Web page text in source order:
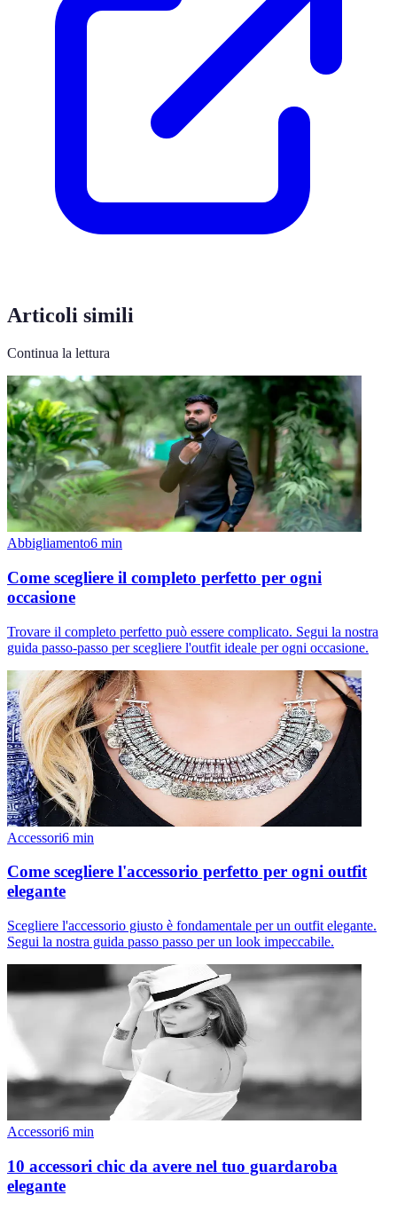
Articoli simili
Continua la lettura
Abbigliamento6 min
Come scegliere il completo perfetto per ogni
occasione
Trovare il completo perfetto può essere complicato. Segui la nostra
guida passo-passo per scegliere l'outfit ideale per ogni occasione.
Accessori6 min
Come scegliere l'accessorio perfetto per ogni outfit
elegante
Scegliere l'accessorio giusto è fondamentale per un outfit elegante.
Segui la nostra guida passo passo per un look impeccabile.
Accessori6 min
10 accessori chic da avere nel tuo guardaroba
elegante